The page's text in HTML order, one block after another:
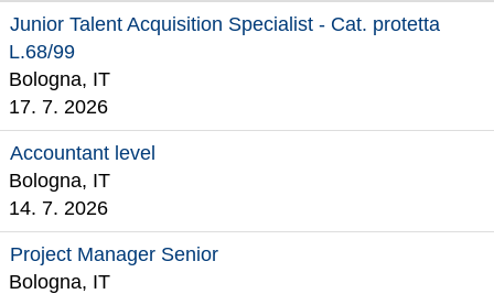
Junior Talent Acquisition Specialist - Cat. protetta
L.68/99
Bologna, IT
17. 7. 2026
Accountant level
Bologna, IT
14. 7. 2026
Project Manager Senior
Bologna, IT